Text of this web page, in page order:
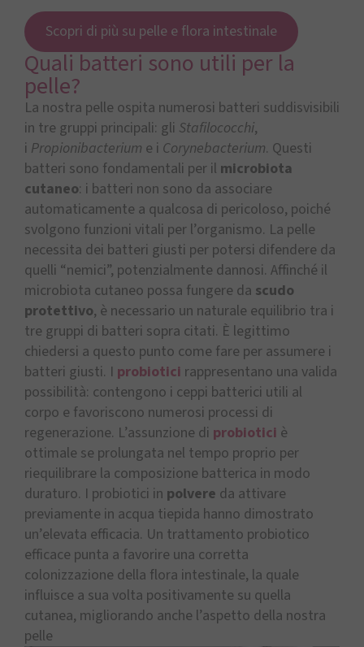
Scopri di più su pelle e flora intestinale
Quali batteri sono utili per la
pelle?
La nostra pelle ospita numerosi batteri suddisvisibili
in tre gruppi principali: gli Stafilococchi,
i Propionibacterium e i Corynebacterium. Questi
batteri sono fondamentali per il microbiota
cutaneo: i batteri non sono da associare
automaticamente a qualcosa di pericoloso, poiché
svolgono funzioni vitali per l’organismo. La pelle
necessita dei batteri giusti per potersi difendere da
quelli “nemici”, potenzialmente dannosi. Affinché il
microbiota cutaneo possa fungere da scudo
protettivo, è necessario un naturale equilibrio tra i
tre gruppi di batteri sopra citati. È legittimo
chiedersi a questo punto come fare per assumere i
batteri giusti. I probiotici rappresentano una valida
possibilità: contengono i ceppi batterici utili al
corpo e favoriscono numerosi processi di
regenerazione. L’assunzione di probiotici è
ottimale se prolungata nel tempo proprio per
riequilibrare la composizione batterica in modo
duraturo. I probiotici in polvere da attivare
previamente in acqua tiepida hanno dimostrato
un’elevata efficacia. Un trattamento probiotico
efficace punta a favorire una corretta
colonizzazione della flora intestinale, la quale
influisce a sua volta positivamente su quella
cutanea, migliorando anche l’aspetto della nostra
pelle